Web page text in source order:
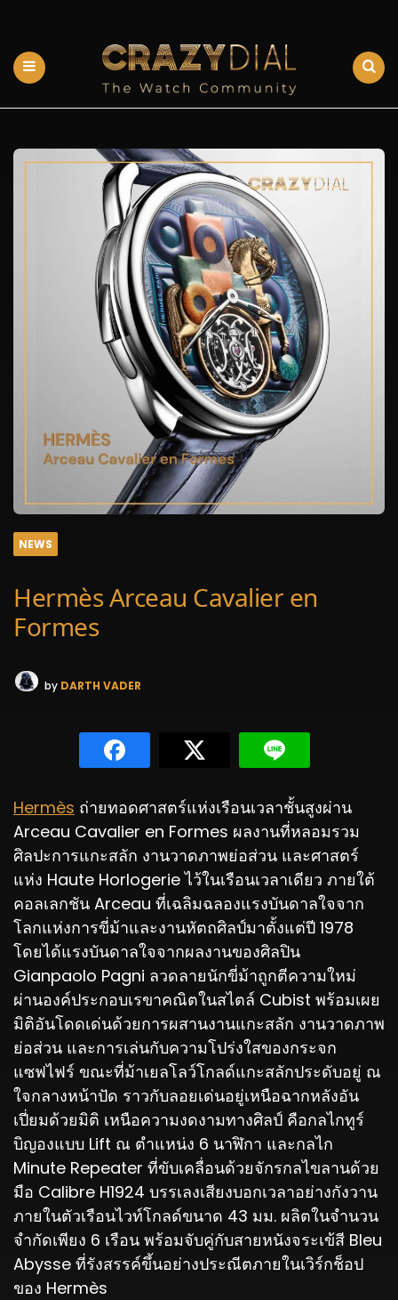
NEWS
Hermès Arceau Cavalier en
Formes
by DARTH VADER
Hermès ถ่ายทอดศาสตร์แห่งเรือนเวลาชั้นสูงผ่าน
Arceau Cavalier en Formes ผลงานที่หลอมรวม
ศิลปะการแกะสลัก งานวาดภาพย่อส่วน และศาสตร์
แห่ง Haute Horlogerie ไว้ในเรือนเวลาเดียว ภายใต้
คอลเลกชัน Arceau ที่เฉลิมฉลองแรงบันดาลใจจาก
โลกแห่งการขี่ม้าและงานหัตถศิลป์มาตั้งแต่ปี 1978
โดยได้แรงบันดาลใจจากผลงานของศิลปิน
Gianpaolo Pagni ลวดลายนักขี่ม้าถูกตีความใหม่
ผ่านองค์ประกอบเรขาคณิตในสไตล์ Cubist พร้อมเผย
มิติอันโดดเด่นด้วยการผสานงานแกะสลัก งานวาดภาพ
ย่อส่วน และการเล่นกับความโปร่งใสของกระจก
แซฟไฟร์ ขณะที่ม้าเยลโลว์โกลด์แกะสลักประดับอยู่ ณ
ใจกลางหน้าปัด ราวกับลอยเด่นอยู่เหนือฉากหลังอัน
เปี่ยมด้วยมิติ เหนือความงดงามทางศิลป์ คือกลไกทูร์
บิญองแบบ Lift ณ ตำแหน่ง 6 นาฬิกา และกลไก
Minute Repeater ที่ขับเคลื่อนด้วยจักรกลไขลานด้วย
มือ Calibre H1924 บรรเลงเสียงบอกเวลาอย่างกังวาน
ภายในตัวเรือนไวท์โกลด์ขนาด 43 มม. ผลิตในจำนวน
จำกัดเพียง 6 เรือน พร้อมจับคู่กับสายหนังจระเข้สี Bleu
Abysse ที่รังสรรค์ขึ้นอย่างประณีตภายในเวิร์กช็อป
ของ Hermès